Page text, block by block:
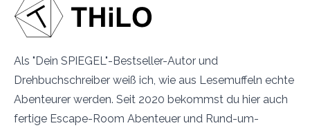
Als "Dein SPIEGEL"-Bestseller-Autor und
Drehbuchschreiber weiß ich, wie aus Lesemuffeln echte
Abenteurer werden. Seit 2020 bekommst du hier auch
fertige Escape-Room Abenteuer und Rund-um-